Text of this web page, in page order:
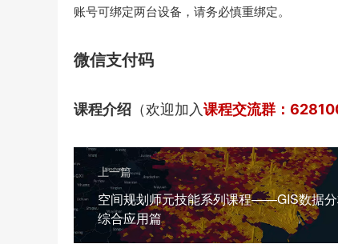
账号可绑定两台设备，请务必慎重绑定。
微信支付码
课程介绍 （欢迎加入课程交流群：
上一篇
空间规划师元技能系列课程——GIS数据
综合应用篇